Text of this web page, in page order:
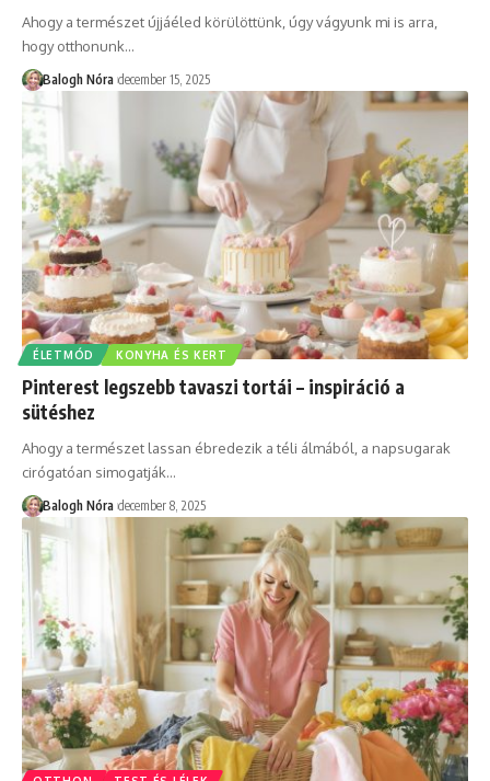
Ahogy a természet újjáéled körülöttünk, úgy vágyunk mi is arra,
hogy otthonunk…
Balogh Nóra december 15, 2025
ÉLETMÓD KONYHA ÉS KERT
Pinterest legszebb tavaszi tortái – inspiráció a
sütéshez
Ahogy a természet lassan ébredezik a téli álmából, a napsugarak
cirógatóan simogatják…
Balogh Nóra december 8, 2025